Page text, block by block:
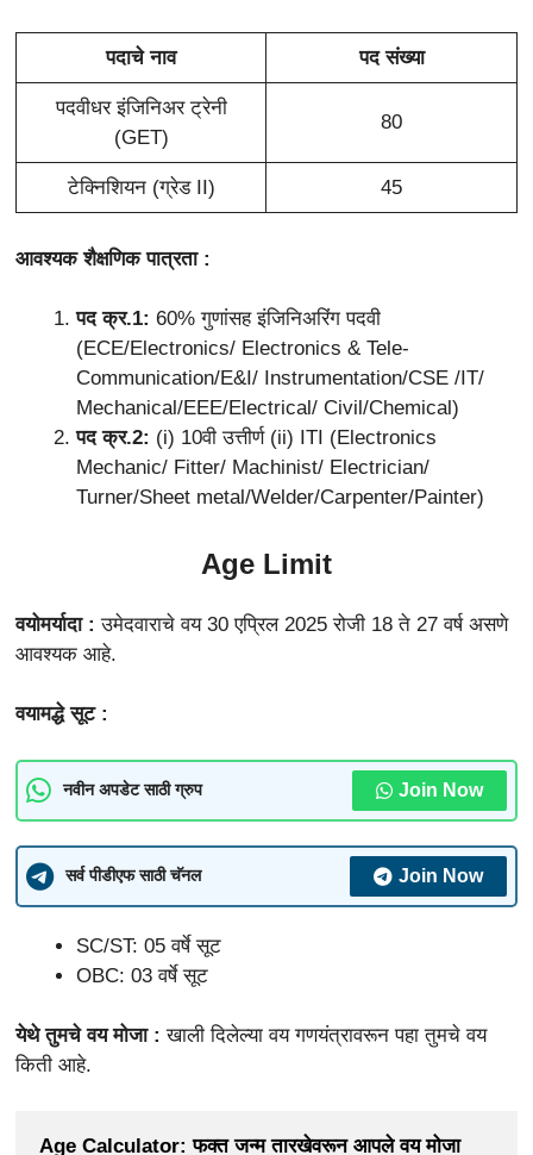
पदाचे नाव पद संख्या
पदवीधर इंजिनिअर ट्रेनी
(GET)
80
टेक्निशियन (ग्रेड II) 45
आवश्यक शैक्षणिक पात्रता :
पद क्र.1: 60% गुणांसह इंजिनिअरिंग पदवी
(ECE/Electronics/ Electronics & Tele-
Communication/E&I/ Instrumentation/CSE /IT/
Mechanical/EEE/Electrical/ Civil/Chemical)
पद क्र.2: (i) 10वी उत्तीर्ण (ii) ITI (Electronics
Mechanic/ Fitter/ Machinist/ Electrician/
Turner/Sheet metal/Welder/Carpenter/Painter)
Age Limit
वयोमर्यादा : उमेदवाराचे वय 30 एप्रिल 2025 रोजी 18 ते 27 वर्ष असणे
आवश्यक आहे.
वयामद्धे सूट :
नवीन अपडेट साठी ग्रुप Join Now
सर्व पीडीएफ साठी चॅनल Join Now
SC/ST: 05 वर्षे सूट
OBC: 03 वर्षे सूट
येथे तुमचे वय मोजा :खाली दिलेल्या वय गणयंत्रावरून पहा तुमचे वय
किती आहे.
Age Calculator: फक्त जन्म तारखेवरून आपले वय मोजा